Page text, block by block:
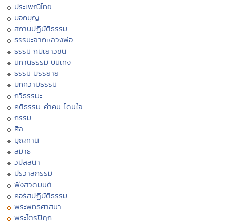
ประเพณีไทย
บอกบุญ
สถานปฏิบัติธรรม
ธรรมะจากหลวงพ่อ
ธรรมะกับเยาวชน
นิทานธรรมะบันเทิง
ธรรมะบรรยาย
บทความธรรมะ
กวีธรรมะ
คติธรรม คำคม โดนใจ
กรรม
ศีล
บุญทาน
สมาธิ
วิปัสสนา
ปริวาสกรรม
ฟังสวดมนต์
คอร์สปฏิบัติธรรม
พระพุทธศาสนา
พระไตรปิฏก